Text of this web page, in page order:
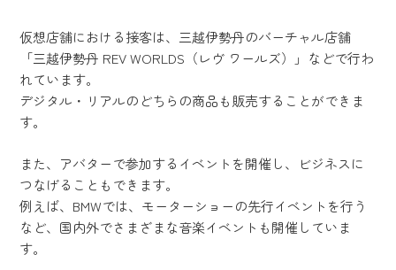
仮想店舗における接客は、三越伊勢丹のバーチャル店舗
「三越伊勢丹 REV WORLDS（レヴ ワールズ）」などで行わ
れています。
デジタル・リアルのどちらの商品も販売することができま
す。
また、アバターで参加するイベントを開催し、ビジネスに
つなげることもできます。
例えば、BMWでは、モーターショーの先行イベントを行う
など、国内外でさまざまな音楽イベントも開催していま
す。